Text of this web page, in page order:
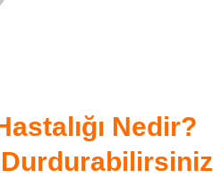
Nedir?